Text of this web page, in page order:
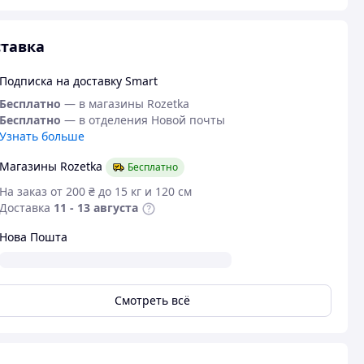
на доставку Smart
— в магазины Rozetka
— в отделения Новой почты
больше
Rozetka
Бесплатно
заказ от 200 ₴ до 15 кг и 120 см
11 - 13 августа
Пошта
Смотреть всё